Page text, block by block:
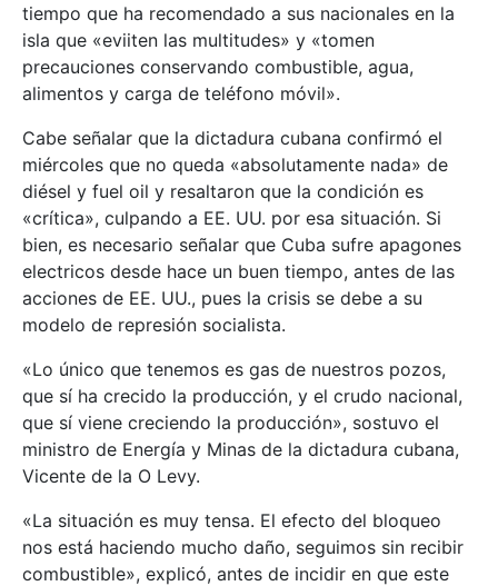
tiempo que ha recomendado a sus nacionales en la
isla que «eviiten las multitudes» y «tomen
precauciones conservando combustible, agua,
alimentos y carga de teléfono móvil».
Cabe señalar que la dictadura cubana confirmó el
miércoles que no queda «absolutamente nada» de
diésel y fuel oil y resaltaron que la condición es
«crítica», culpando a EE. UU. por esa situación. Si
bien, es necesario señalar que Cuba sufre apagones
electricos desde hace un buen tiempo, antes de las
acciones de EE. UU., pues la crisis se debe a su
modelo de represión socialista.
«Lo único que tenemos es gas de nuestros pozos,
que sí ha crecido la producción, y el crudo nacional,
que sí viene creciendo la producción», sostuvo el
ministro de Energía y Minas de la dictadura cubana,
Vicente de la O Levy.
«La situación es muy tensa. El efecto del bloqueo
nos está haciendo mucho daño, seguimos sin recibir
combustible», explicó, antes de incidir en que este